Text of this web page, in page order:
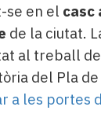
se en el casc
de la ciutat.
al treball
del Pla
a les portes